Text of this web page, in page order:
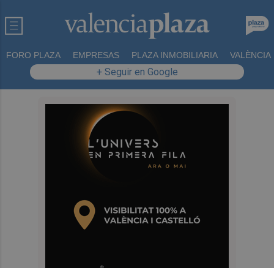
FORO PLAZA EMPRESAS PLAZA INMOBILIARIA VALÈNCIA
+ Seguir en Google